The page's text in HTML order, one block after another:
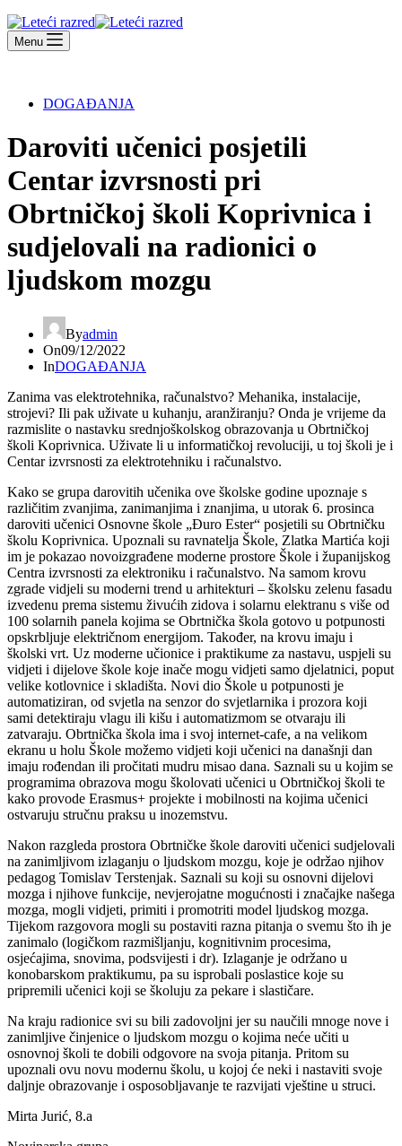
Menu
DOGAĐANJA
Daroviti učenici posjetili
Centar izvrsnosti pri
Obrtničkoj školi Koprivnica i
sudjelovali na radionici o
ljudskom mozgu
Byadmin
On09/12/2022
InDOGAĐANJA
Zanima vas elektrotehnika, računalstvo? Mehanika, instalacije,
strojevi? Ili pak uživate u kuhanju, aranžiranju? Onda je vrijeme da
razmislite o nastavku srednjoškolskog obrazovanja u Obrtničkoj
školi Koprivnica. Uživate li u informatičkoj revoluciji, u toj školi je i
Centar izvrsnosti za elektrotehniku i računalstvo.
Kako se grupa darovitih učenika ove školske godine upoznaje s
različitim zvanjima, zanimanjima i znanjima, u utorak 6. prosinca
daroviti učenici Osnovne škole „Đuro Ester“ posjetili su Obrtničku
školu Koprivnica. Upoznali su ravnatelja Škole, Zlatka Martića koji
im je pokazao novoizgrađene moderne prostore Škole i županijskog
Centra izvrsnosti za elektroniku i računalstvo. Na samom krovu
zgrade vidjeli su moderni trend u arhitekturi – školsku zelenu fasadu
izvedenu prema sistemu živućih zidova i solarnu elektranu s više od
100 solarnih panela kojima se Obrtnička škola gotovo u potpunosti
opskrbljuje električnom energijom. Također, na krovu imaju i
školski vrt. Uz moderne učionice i praktikume za nastavu, uspjeli su
vidjeti i dijelove škole koje inače mogu vidjeti samo djelatnici, poput
velike kotlovnice i skladišta. Novi dio Škole u potpunosti je
automatiziran, od svjetla na senzor do svjetlarnika i prozora koji
sami detektiraju vlagu ili kišu i automatizmom se otvaraju ili
zatvaraju. Obrtnička škola ima i svoj internet-cafe, a na velikom
ekranu u holu Škole možemo vidjeti koji učenici na današnji dan
imaju rođendan ili pročitati mudru misao dana. Saznali su u kojim se
programima obrazova mogu školovati učenici u Obrtničkoj školi te
kako provode Erasmus+ projekte i mobilnosti na kojima učenici
ostvaruju stručnu praksu u inozemstvu.
Nakon razgleda prostora Obrtničke škole daroviti učenici sudjelovali
na zanimljivom izlaganju o ljudskom mozgu, koje je održao njihov
pedagog Tomislav Terstenjak. Saznali su koji su osnovni dijelovi
mozga i njihove funkcije, nevjerojatne mogućnosti i značajke našega
mozga, mogli vidjeti, primiti i promotriti model ljudskog mozga.
Tijekom razgovora mogli su postaviti razna pitanja o svemu što ih je
zanimalo (logičkom razmišljanju, kognitivnim procesima,
osjećajima, snovima, podsvijesti i dr). Izlaganje je održano u
konobarskom praktikumu, pa su isprobali poslastice koje su
pripremili učenici koji se školuju za pekare i slastičare.
Na kraju radionice svi su bili zadovoljni jer su naučili mnoge nove i
zanimljive činjenice o ljudskom mozgu o kojima neće učiti u
osnovnoj školi te dobili odgovore na svoja pitanja. Pritom su
upoznali ovu novu modernu školu, u kojoj će neki i nastaviti svoje
daljnje obrazovanje i osposobljavanje te razvijati vještine u struci.
Mirta Jurić, 8.a